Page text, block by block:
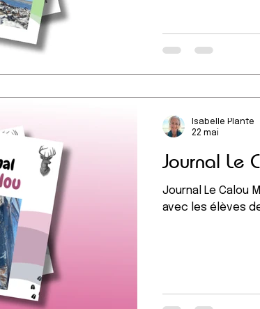
Journal Le
Journal Le Calou
avec les élèves
Isabelle Plante
22 mai